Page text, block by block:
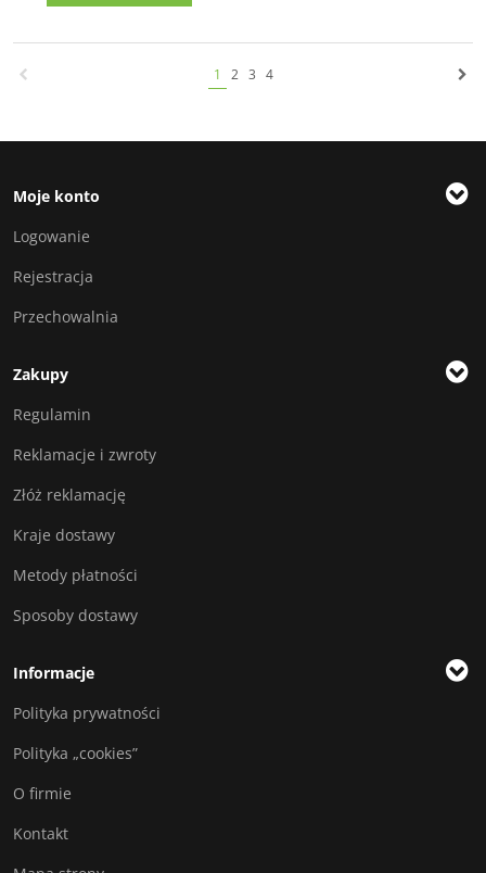
1 2 3 4
Moje konto
Logowanie
Rejestracja
Przechowalnia
Zakupy
Regulamin
Reklamacje i zwroty
Złóż reklamację
Kraje dostawy
Metody płatności
Sposoby dostawy
Informacje
Polityka prywatności
Polityka „cookies”
O firmie
Kontakt